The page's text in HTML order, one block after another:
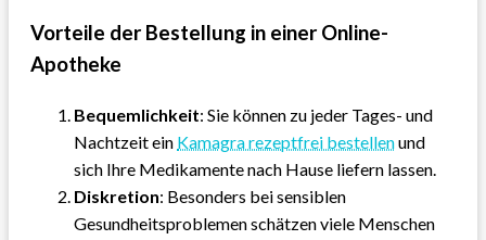
Vorteile der Bestellung in einer Online-
Apotheke
Bequemlichkeit: Sie können zu jeder Tages- und
Nachtzeit ein Kamagra rezeptfrei bestellenund
sich Ihre Medikamente nach Hause liefern lassen.
Diskretion: Besonders bei sensiblen
Gesundheitsproblemen schätzen viele Menschen